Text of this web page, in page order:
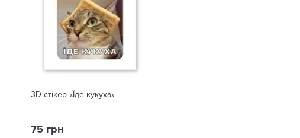
3D-стікер «Їде кукуха»
75 грн